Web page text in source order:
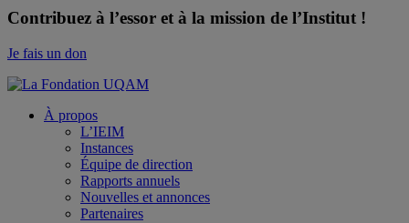
Contribuez à l’essor et à la mission de l’Institut !
Je fais un don
À propos
L’IEIM
Instances
Équipe de direction
Rapports annuels
Nouvelles et annonces
Partenaires